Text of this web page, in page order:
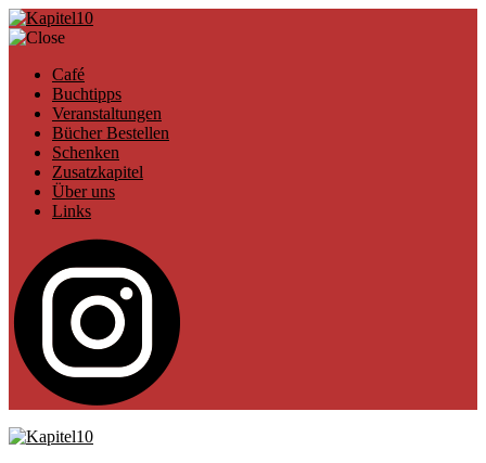
Café
Buchtipps
Veranstaltungen
Bücher Bestellen
Schenken
Zusatzkapitel
Über uns
Links